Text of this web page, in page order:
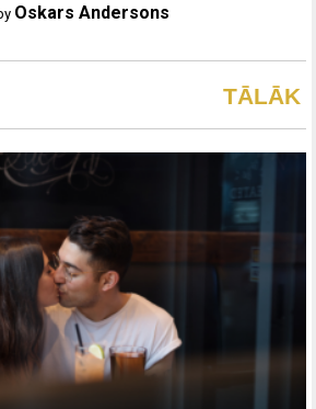
Oskars Andersons
TĀLĀK